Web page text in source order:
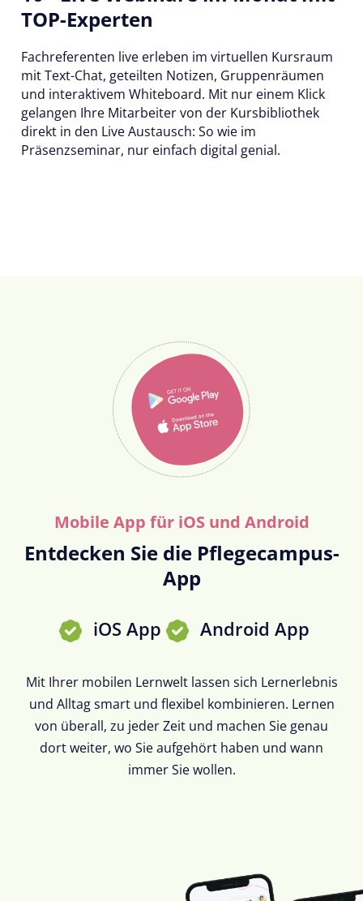
TOP-Experten
Fachreferenten live erleben im virtuellen Kursraum
mit Text-Chat, geteilten Notizen, Gruppenräumen
und interaktivem Whiteboard. Mit nur einem Klick
gelangen Ihre Mitarbeiter von der Kursbibliothek
direkt in den Live Austausch: So wie im
Präsenzseminar, nur einfach digital genial.
Mobile App für iOS und Android
Entdecken Sie die Pflegecampus-
App
iOS App Android App
Mit Ihrer mobilen Lernwelt lassen sich Lernerlebnis
und Alltag smart und flexibel kombinieren. Lernen
von überall, zu jeder Zeit und machen Sie genau
dort weiter, wo Sie aufgehört haben und wann
immer Sie wollen.